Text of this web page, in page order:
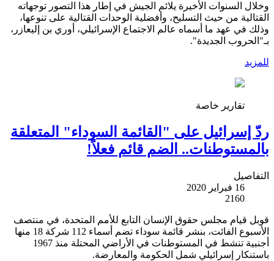
وخلال السنوات الأخيرة يلائم الجيش في إطار هذا التصور توجهاته
القتالية من حيث التسليح، وأفضلية الوحدات القتالية على تنوعها،
وذلك في عهد ما أسماه عالم الاجتماع الإسرائيلي، أوري بن إليعازر،
بـ"الحروب الجديدة".
للمزيد
تقارير خاصة
ردّ إسرائيل على "القائمة السوداء" المتعلقة
بالمستوطنات.. الضم قائم فعلاً!
التفاصيل
16 فبراير 2020
2160
قوبل قيام مجلس حقوق الإنسان التابع للأمم المتحدة، في منتصف
الأسبوع الفائت، بنشر قائمة سوداء تضم أسماء 112 شركة 18 منها
أجنبية تنشط في المستوطنات في الأراضي المحتلة منذ 1967
باستنكار إسرائيلي شمل الحكومة والمعارضة.